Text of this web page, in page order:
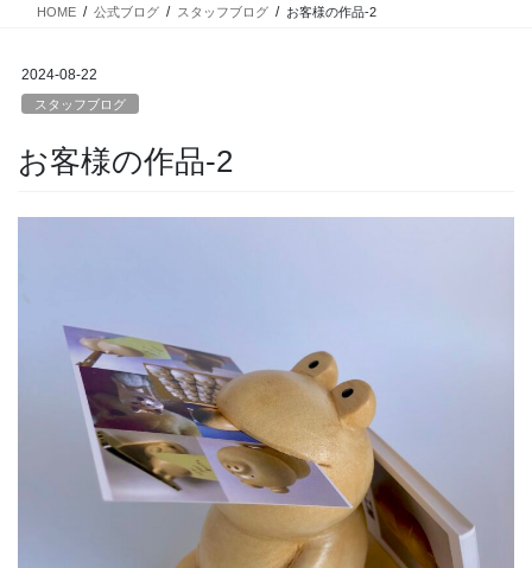
HOME 公式ブログ スタッフブログ お客様の作品-2
2024-08-22
スタッフブログ
お客様の作品-2